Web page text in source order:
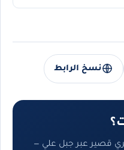
نسخ الرابط
قصير عبر جبل علي —